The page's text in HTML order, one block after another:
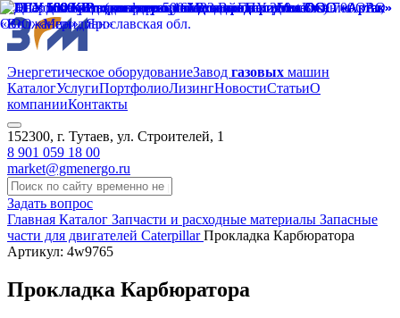
Энергетическое оборудованиеЗавод газовых машин
КаталогУслугиПортфолиоЛизингНовостиСтатьиО
компанииКонтакты
152300, г. Тутаев, ул. Строителей, 1
8 901 059 18 00
market@gmenergo.ru
Задать вопрос
Главная Каталог Запчасти и расходные материалы Запасные
части для двигателей CaterpillarПрокладка Карбюратора
Артикул: 4w9765
Прокладка Карбюратора